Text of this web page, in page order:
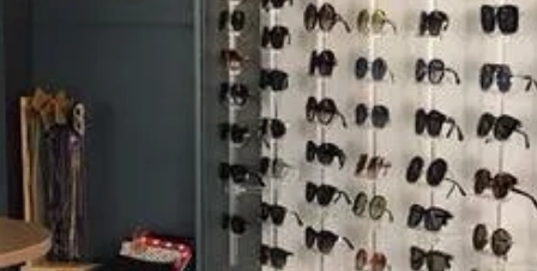
9h – 12h / 14h30 – 18h30